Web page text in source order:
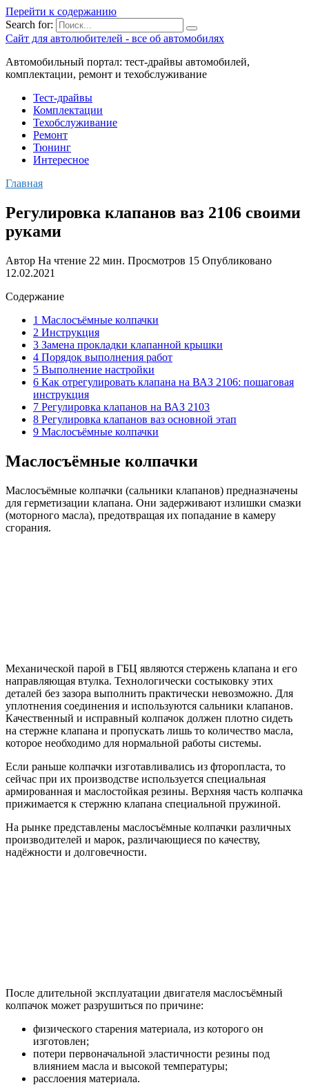
Перейти к содержанию
Search for:
Сайт для автолюбителей - все об автомобилях
Автомобильный портал: тест-драйвы автомобилей,
комплектации, ремонт и техобслуживание
Тест-драйвы
Комплектации
Техобслуживание
Ремонт
Тюнинг
Интересное
Главная
Регулировка клапанов ваз 2106 своими
руками
Автор На чтение 22 мин. Просмотров 15 Опубликовано
12.02.2021
Содержание
1 Маслосъёмные колпачки
2 Инструкция
3 Замена прокладки клапанной крышки
4 Порядок выполнения работ
5 Выполнение настройки
6 Как отрегулировать клапана на ВАЗ 2106: пошаговая
инструкция
7 Регулировка клапанов на ВАЗ 2103
8 Регулировка клапанов ваз основной этап
9 Маслосъёмные колпачки
Маслосъёмные колпачки
Маслосъёмные колпачки (сальники клапанов) предназначены
для герметизации клапана. Они задерживают излишки смазки
(моторного масла), предотвращая их попадание в камеру
сгорания.
Механической парой в ГБЦ являются стержень клапана и его
направляющая втулка. Технологически состыковку этих
деталей без зазора выполнить практически невозможно. Для
уплотнения соединения и используются сальники клапанов.
Качественный и исправный колпачок должен плотно сидеть
на стержне клапана и пропускать лишь то количество масла,
которое необходимо для нормальной работы системы.
Если раньше колпачки изготавливались из фторопласта, то
сейчас при их производстве используется специальная
армированная и маслостойкая резины. Верхняя часть колпачка
прижимается к стержню клапана специальной пружиной.
На рынке представлены маслосъёмные колпачки различных
производителей и марок, различающиеся по качеству,
надёжности и долговечности.
После длительной эксплуатации двигателя маслосъёмный
колпачок может разрушиться по причине:
физического старения материала, из которого он
изготовлен;
потери первоначальной эластичности резины под
влиянием масла и высокой температуры;
расслоения материала.